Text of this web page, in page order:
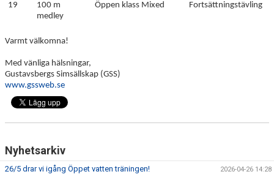
19
100 m
medley
Öppen klass Mixed Fortsättningstävling
Varmt välkomna!
Med vänliga hälsningar,
Gustavsbergs Simsällskap (GSS)
www.gssweb.se
Nyhetsarkiv
26/5 drar vi igång Öppet vatten träningen! 2026-04-26 14:28